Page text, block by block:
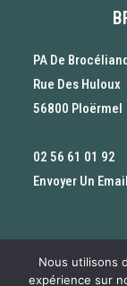
Tout pour les
PA De
Rue Des Huloux
56800 Ploërmel
02 56 61 01 92
Envoyer Un Email
Nous utilisons
expérience sur